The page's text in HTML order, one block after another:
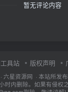
暂无评论内容
具站 版权声明
六星资源网 · 本站所发
时内删除。如果有侵权